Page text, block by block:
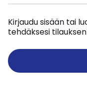
Kirjaudu sisään tai
tehdäksesi tilauksen